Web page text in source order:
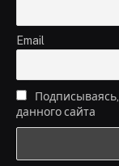
Email
данного сайта